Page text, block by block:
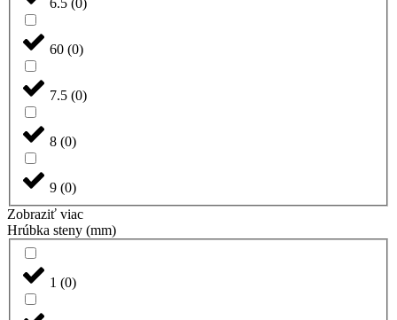
60 (0)
7.5 (0)
8 (0)
9 (0)
Zobraziť viac
Hrúbka steny (mm)
1 (0)